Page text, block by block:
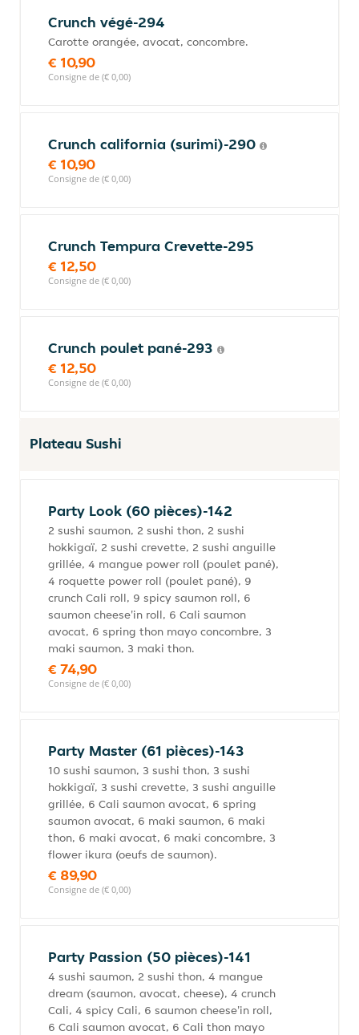
Crunch végé-294
Carotte orangée, avocat, concombre.
€ 10,90
Consigne de (€ 0,00)
Crunch california (surimi)-290
€ 10,90
Consigne de (€ 0,00)
Crunch Tempura Crevette-295
€ 12,50
Consigne de (€ 0,00)
Crunch poulet pané-293
€ 12,50
Consigne de (€ 0,00)
Plateau Sushi
Party Look (60 pièces)-142
2 sushi saumon, 2 sushi thon, 2 sushi
hokkigaï, 2 sushi crevette, 2 sushi anguille
grillée, 4 mangue power roll (poulet pané),
4 roquette power roll (poulet pané), 9
crunch Cali roll, 9 spicy saumon roll, 6
saumon cheese'in roll, 6 Cali saumon
avocat, 6 spring thon mayo concombre, 3
maki saumon, 3 maki thon.
€ 74,90
Consigne de (€ 0,00)
Party Master (61 pièces)-143
10 sushi saumon, 3 sushi thon, 3 sushi
hokkigaï, 3 sushi crevette, 3 sushi anguille
grillée, 6 Cali saumon avocat, 6 spring
saumon avocat, 6 maki saumon, 6 maki
thon, 6 maki avocat, 6 maki concombre, 3
flower ikura (oeufs de saumon).
€ 89,90
Consigne de (€ 0,00)
Party Passion (50 pièces)-141
4 sushi saumon, 2 sushi thon, 4 mangue
dream (saumon, avocat, cheese), 4 crunch
Cali, 4 spicy Cali, 6 saumon cheese'in roll,
6 Cali saumon avocat, 6 Cali thon mayo